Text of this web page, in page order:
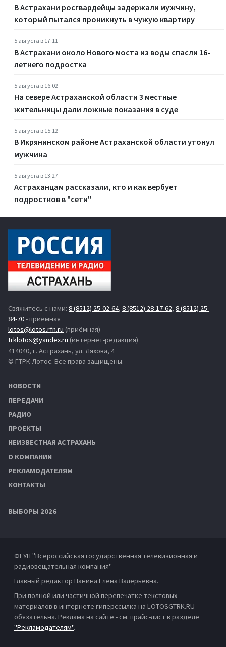
В Астрахани росгвардейцы задержали мужчину,
который пытался проникнуть в чужую квартиру
5 августа в 17:11
В Астрахани около Нового моста из воды спасли 16-
летнего подростка
5 августа в 16:02
На севере Астраханской области 3 местные
жительницы дали ложные показания в суде
5 августа в 15:12
В Икрянинском районе Астраханской области утонул
мужчина
5 августа в 13:27
Астраханцам рассказали, кто и как вербует
подростков в "сети"
Свяжитесь с нами: 8 (8512) 25-02-64, 8 (8512) 28-17-62, 8 (8512) 25-
84-70- приёмная
lotos@lotos.rfn.ru (приёмная)
trklotos@yandex.ru (интернет-редакция)
414040, г. Астрахань, ул. Ляхова, 4
© ГТРК Лотос. Все права защищены.
НОВОСТИ
ПЕРЕДАЧИ
РАДИО
ПРОЕКТЫ
НЕИЗВЕСТНАЯ АСТРАХАНЬ
О КОМПАНИИ
РЕКЛАМОДАТЕЛЯМ
КОНТАКТЫ
ВЫБОРЫ 2026
ФГУП "Всероссийская государственная телевизионная и
радиовещательная компания"
Главный редактор Панина Елена Валерьевна.
При полной или частичной перепечатке текстовых
материалов в интернете гиперссылка на LOTOSGTRK.RU
обязательна. Реклама на сайте - см. прайс-лист в разделе
"Рекламодателям".